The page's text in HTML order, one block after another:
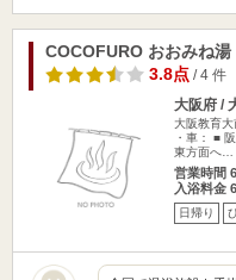
COCOFURO おおみね湯
3.8点/ 4 件
大阪府 /
大阪教育
・車： ■
東方面へ…
営業時間
入浴料金
日帰り